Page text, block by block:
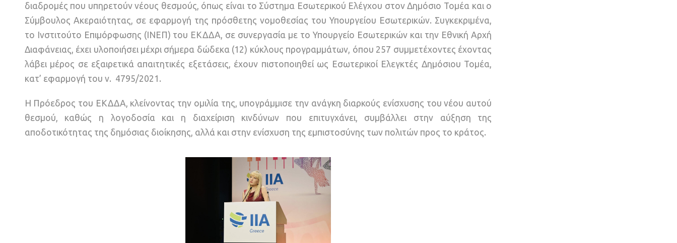
διαδρομές που υπηρετούν νέους θεσμούς, όπως είναι το Σύστημα Εσωτερικού Ελέγχου στον Δημόσιο Τομέα και ο
Σύμβουλος Ακεραιότητας, σε εφαρμογή της πρόσθετης νομοθεσίας του Υπουργείου Εσωτερικών. Συγκεκριμένα,
το Ινστιτούτο Επιμόρφωσης (ΙΝΕΠ) του ΕΚΔΔΑ, σε συνεργασία με το Υπουργείο Εσωτερικών και την Εθνική Αρχή
Διαφάνειας, έχει υλοποιήσει μέχρι σήμερα δώδεκα (12) κύκλους προγραμμάτων, όπου 257 συμμετέχοντες έχοντας
λάβει μέρος σε εξαιρετικά απαιτητικές εξετάσεις, έχουν πιστοποιηθεί ως Εσωτερικοί Ελεγκτές Δημόσιου Τομέα,
κατ’ εφαρμογή του ν. 4795/2021.
Η Πρόεδρος του ΕΚΔΔΑ, κλείνοντας την ομιλία της, υπογράμμισε την ανάγκη διαρκούς ενίσχυσης του νέου αυτού
θεσμού, καθώς η λογοδοσία και η διαχείριση κινδύνων που επιτυγχάνει, συμβάλλει στην αύξηση της
αποδοτικότητας της δημόσιας διοίκησης, αλλά και στην ενίσχυση της εμπιστοσύνης των πολιτών προς το κράτος.